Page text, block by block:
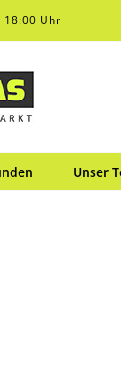
18:00 Uhr
Unser